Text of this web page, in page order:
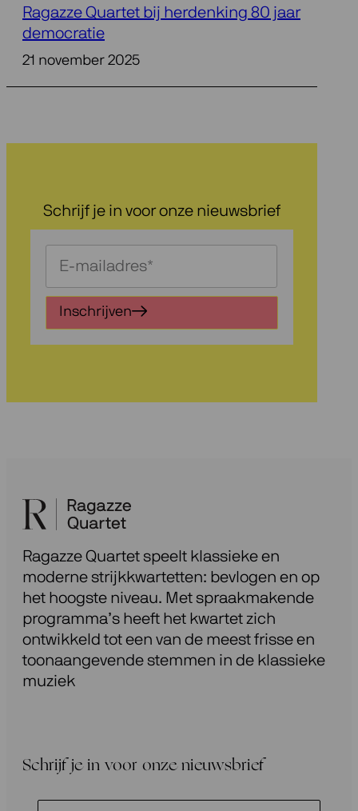
Ragazze Quartet bij herdenking 80 jaar
democratie
21 november 2025
Schrijf je in voor onze nieuwsbrief
Schrijf
je
in
voor
onze
Inschrijven
Ragazze Quartet speelt klassieke en
moderne strijkkwartetten: bevlogen en op
het hoogste niveau. Met spraakmakende
programma’s heeft het kwartet zich
ontwikkeld tot een van de meest frisse en
toonaangevende stemmen in de klassieke
muziek
Schrijf je in voor onze nieuwsbrief